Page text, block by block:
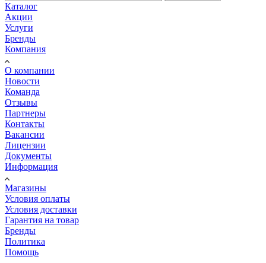
Каталог
Акции
Услуги
Бренды
Компания
О компании
Новости
Команда
Отзывы
Партнеры
Контакты
Вакансии
Лицензии
Документы
Информация
Магазины
Условия оплаты
Условия доставки
Гарантия на товар
Бренды
Политика
Помощь